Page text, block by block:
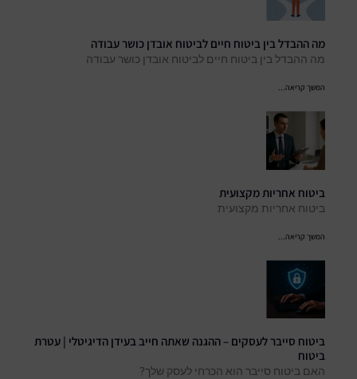
מה ההבדל בין ביטוח חיים לביטוח אובדן כושר עבודה
מה ההבדל בין ביטוח חיים לביטוח אובדן כושר עבודה
המשך קריאה...
ביטוח אחריות מקצועית
ביטוח אחריות מקצועית
המשך קריאה...
ביטוח סייבר לעסקים – ההגנה שאתה חייב בעידן הדיגיטלי | עטרת
ביטוח
האם ביטוח סייבר הוא הכרחי לעסק שלך?